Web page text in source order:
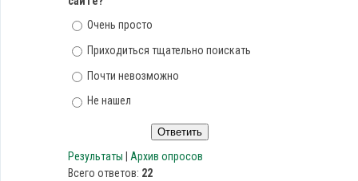
Очень просто
Приходиться тщательно поискать
Почти невозможно
Не нашел
Результаты
Архив опросов
Всего ответов: 22